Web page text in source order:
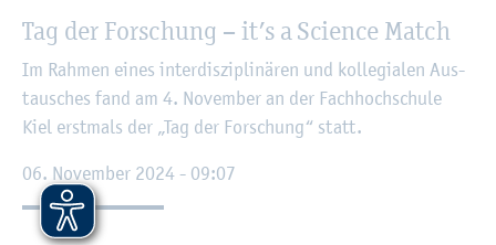
Tag der For­schung – it’s a Sci­ence Match
Im Rah­men eines in­ter­dis­zi­pli­nä­ren und kol­le­gia­len Aus­
tau­sches fand am 4. No­vem­ber an der Fach­hoch­schu­le
Kiel erst­mals der „Tag der For­schung“ statt.
06. No­vem­ber 2024 - 09:07